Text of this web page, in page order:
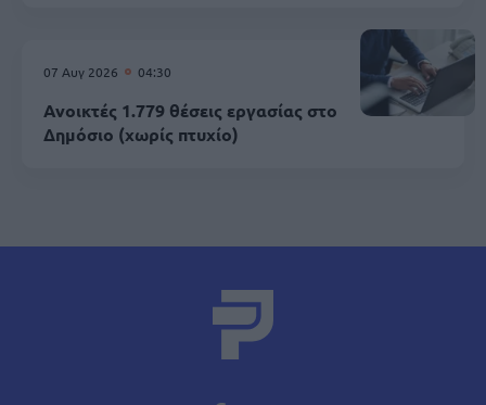
07 Αυγ 2026 04:30
Ανοικτές 1.779 θέσεις εργασίας στο
Δημόσιο (χωρίς πτυχίο)